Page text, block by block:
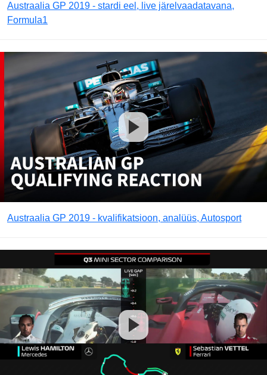
Austraalia GP 2019 - stardi eel, live järelvaadatavana,
Formula1
Austraalia GP 2019 - kvalifikatsioon, analüüs, Autosport